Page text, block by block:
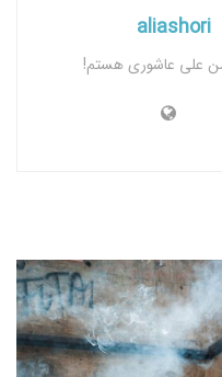
aliashori
علی عاشوری هستم!